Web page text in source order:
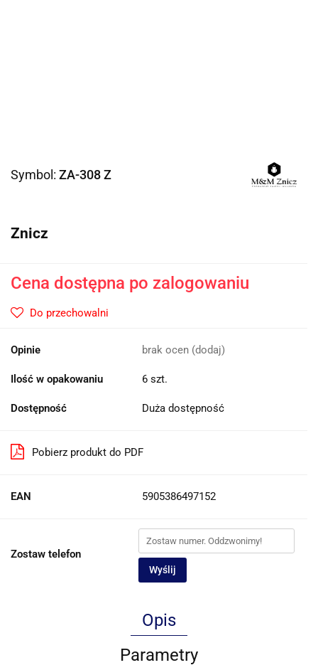
Symbol: ZA-308 Z
Znicz
Cena dostępna po zalogowaniu
Do przechowalni
Opinie brak ocen (dodaj)
Ilość w opakowaniu 6 szt.
Dostępność Duża dostępność
Pobierz produkt do PDF
EAN 5905386497152
Zostaw telefon
Wyślij
Opis
Parametry